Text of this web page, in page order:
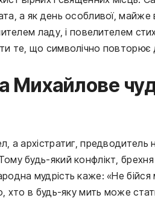
а як день особливої, майже
ладу, і повелителем
те, що символічно повторює
Михайлове
а архістратиг, предводитель
будь-який конфлікт,
мудрість каже: «Не бійся
хто в будь-яку мить може